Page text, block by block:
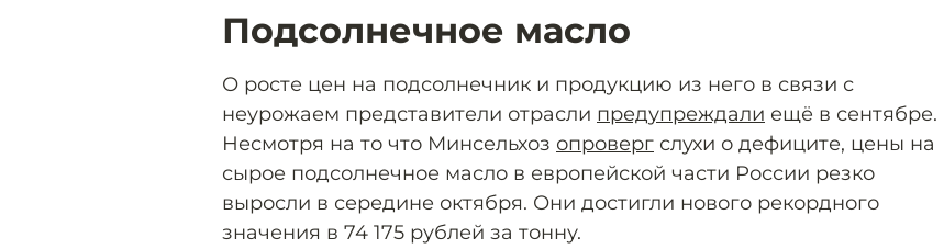
Подсолнечное масло
О росте цен на подсолнечник и продукцию из него в связи с
неурожаем представители отрасли предупреждали ещё в сентябре.
Несмотря на то что Минсельхоз опроверг слухи о дефиците, цены на
сырое подсолнечное масло в европейской части России резко
выросли в середине октября. Они достигли нового рекордного
значения в 74 175 рублей за тонну.